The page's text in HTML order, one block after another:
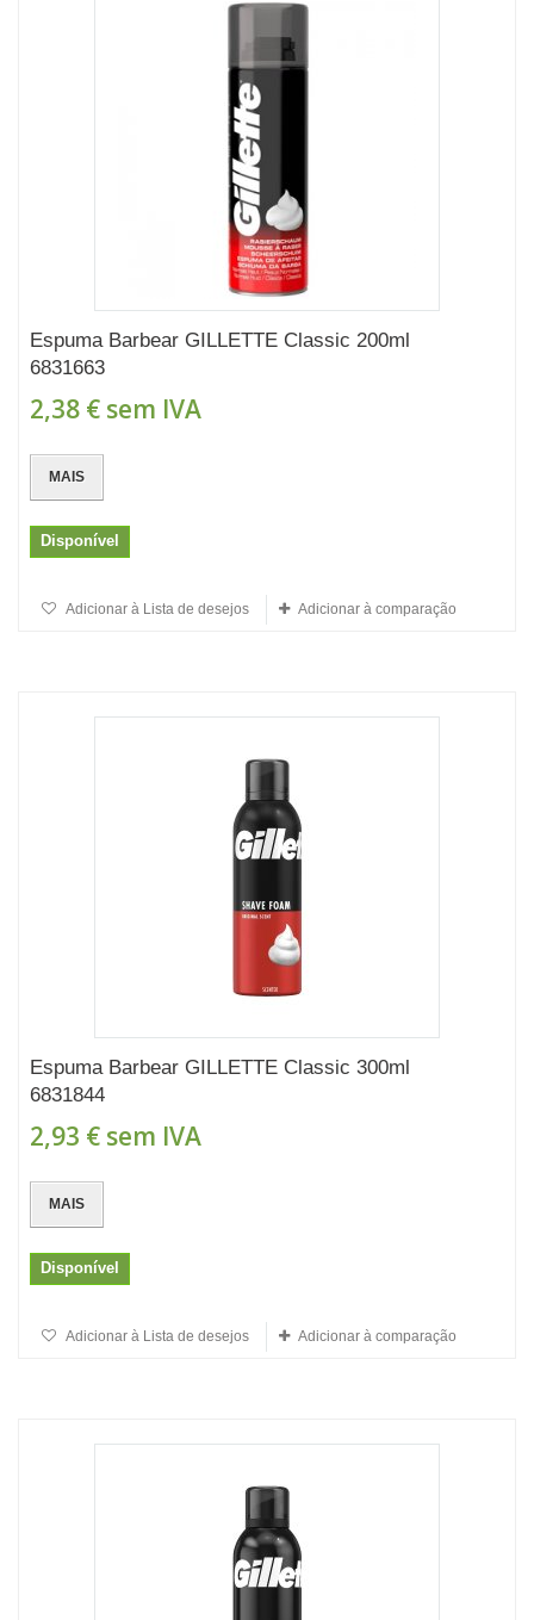
Espuma Barbear GILLETTE Classic 200ml
6831663
2,38 € sem IVA
MAIS
Disponível
Adicionar à Lista de desejos Adicionar à comparação
Espuma Barbear GILLETTE Classic 300ml
6831844
2,93 € sem IVA
MAIS
Disponível
Adicionar à Lista de desejos Adicionar à comparação